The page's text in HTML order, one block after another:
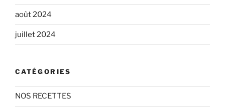
août 2024
juillet 2024
CATÉGORIES
NOS RECETTES